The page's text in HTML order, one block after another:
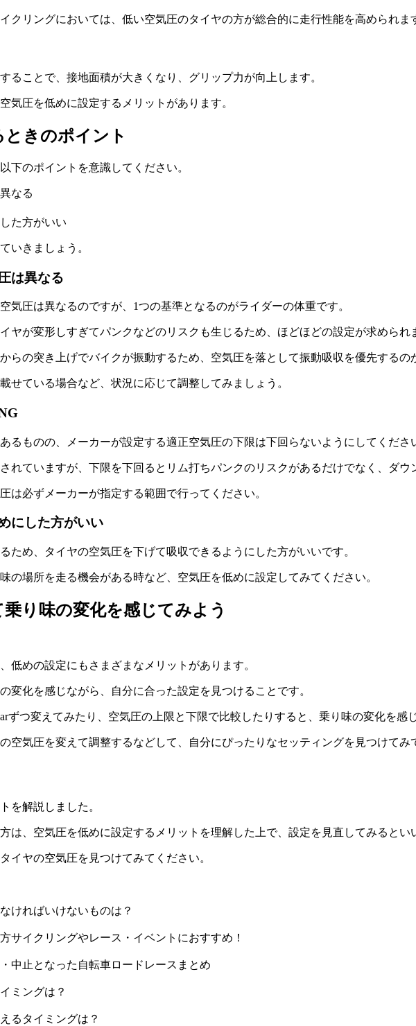
クリングにおいては、低い空気圧のタイヤの方が総合的に走行性能を高められま
ることで、接地面積が大きくなり、グリップ力が向上します。
気圧を低めに設定するメリットがあります。
きのポイント
下のポイントを意識してください。
なる
た方がいい
いきましょう。
は異なる
気圧は異なるのですが、1つの基準となるのがライダーの体重です。
ヤが変形しすぎてパンクなどのリスクも生じるため、ほどほどの設定が求められ
らの突き上げでバイクが振動するため、空気圧を落として振動吸収を優先するの
せている場合など、状況に応じて調整してみましょう。
るものの、メーカーが設定する適正空気圧の下限は下回らないようにしてくださ
れていますが、下限を下回るとリム打ちパンクのリスクがあるだけでなく、ダウ
は必ずメーカーが指定する範囲で行ってください。
にした方がいい
ため、タイヤの空気圧を下げて吸収できるようにした方がいいです。
の場所を走る機会がある時など、空気圧を低めに設定してみてください。
り味の変化を感じてみよう
低めの設定にもさまざまなメリットがあります。
変化を感じながら、自分に合った設定を見つけることです。
ずつ変えてみたり、空気圧の上限と下限で比較したりすると、乗り味の変化を感
空気圧を変えて調整するなどして、自分にぴったりなセッティングを見つけてみ
を解説しました。
は、空気圧を低めに設定するメリットを理解した上で、設定を見直してみるとい
イヤの空気圧を見つけてみてください。
ければいけないものは？
サイクリングやレース・イベントにおすすめ！
中止となった自転車ロードレースまとめ
ミングは？
るタイミングは？